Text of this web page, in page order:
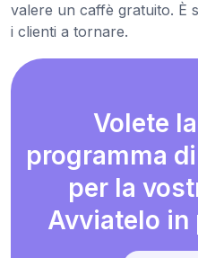
valere un caffè gratuito. È
i clienti a tornare.
Volete
programma
per la
Avviatelo